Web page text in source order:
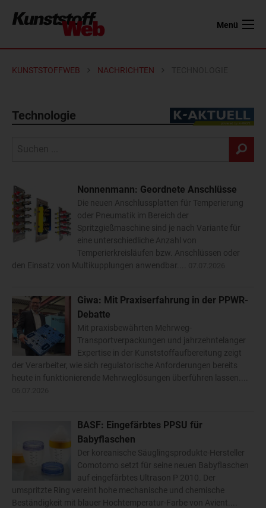
Menü
KUNSTSTOFFWEB NACHRICHTEN
Technologie
Nonnenmann: Geordnete Anschlüsse
Die neuen Anschlussplatten für Temperierung
oder Pneumatik im Bereich der
Spritzgießmaschine sind je nach Variante für
eine unterschiedliche Anzahl von
Temperierkreisläufen bzw. Anschlüssen oder
den Einsatz von Multikupplungen anwendbar....
Giwa: Mit Praxiserfahrung in der PPWR-
Debatte
Mit praxisbewährten Mehrweg-
Transportverpackungen und jahrzehntelanger
Expertise in der Kunststoffaufbereitung zeigt
der Verarbeiter, wie sich regulatorische Anforderungen bereits
heute in funktionierende Mehrweglösungen überführen lassen....
BASF: Eingefärbtes PPSU für
Babyflaschen
Der koreanische Säuglingsprodukte-Hersteller
Comotomo setzt für seine neuen Babyflaschen
auf eingefärbtes Ultrason P 2010. Der
umspritzte Ring vereint hohe mechanische und chemische
Beständigkeit mit blauer Hochtemperatur-Farbe von Avient....